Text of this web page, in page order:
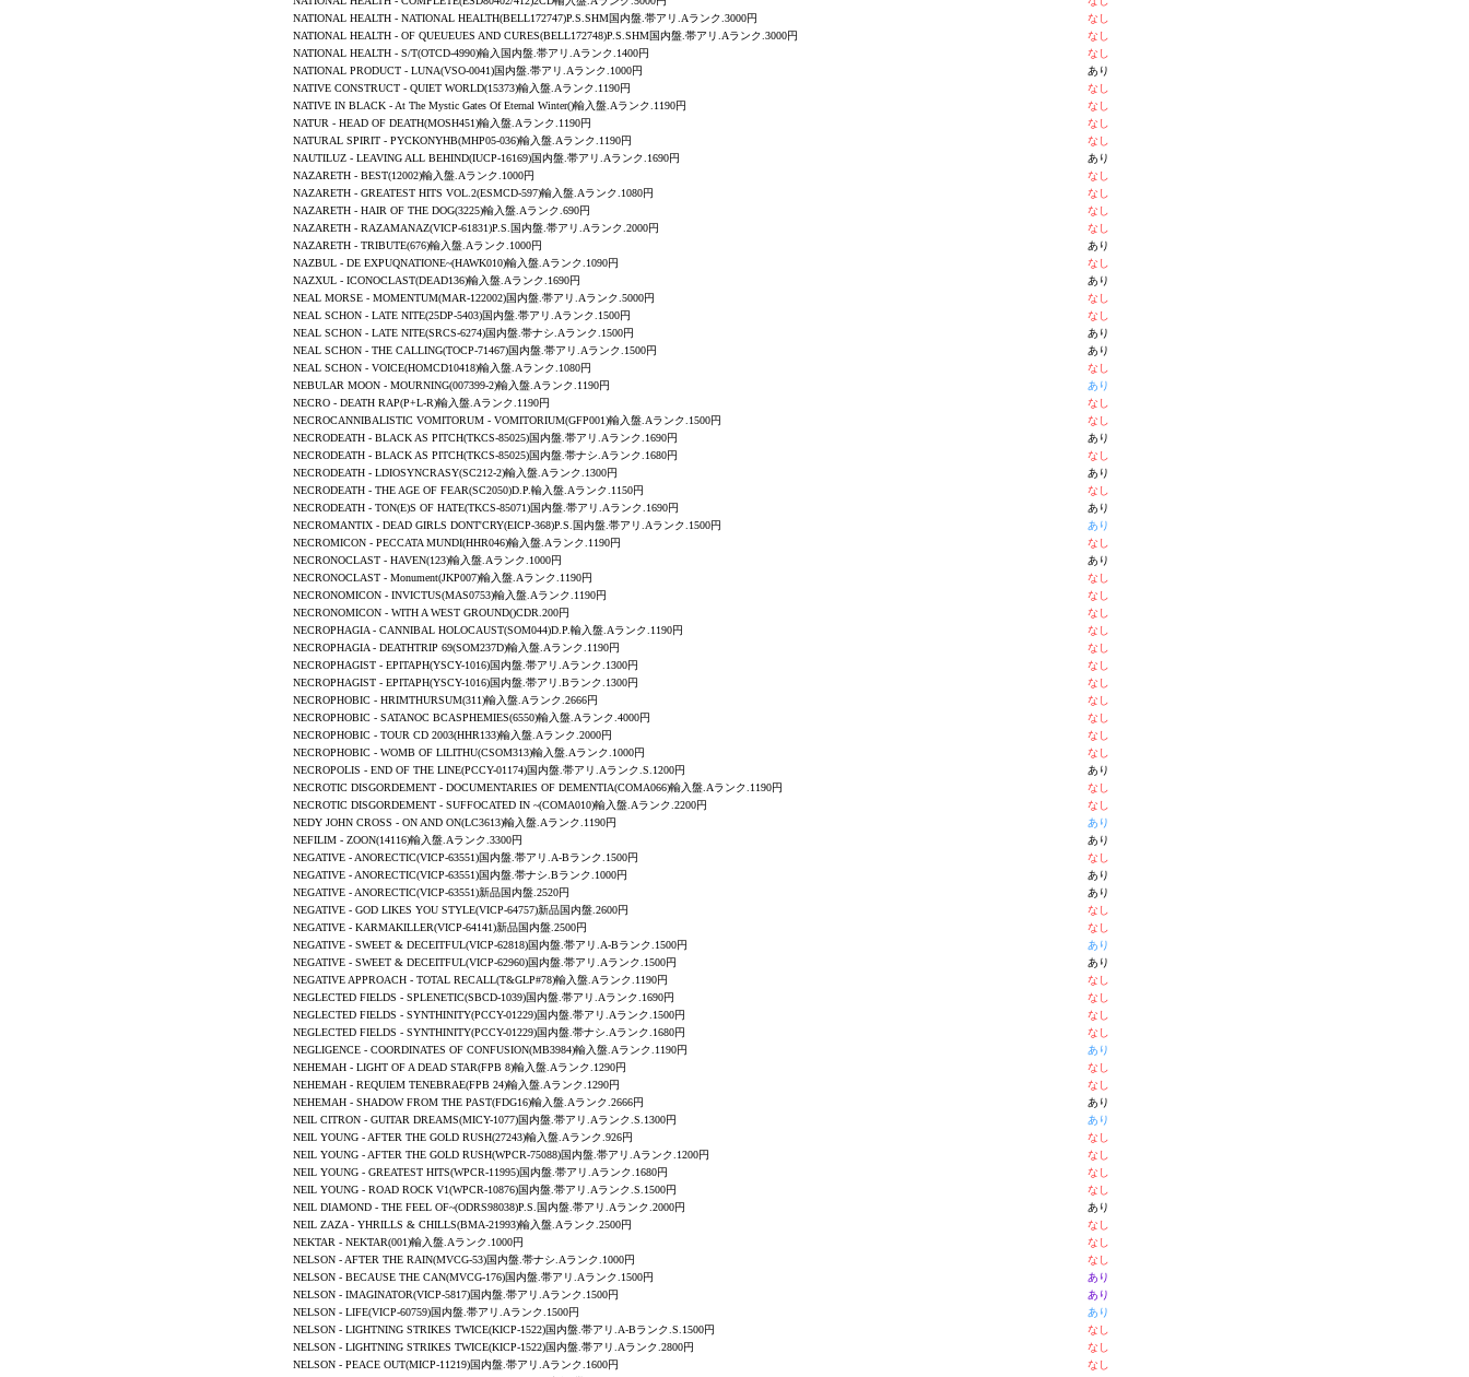
NATIONAL HEALTH - NATIONAL HEALTH(BELL172747)P.S.SHM国内盤.帯アリ.Aランク.3000円
なし
NATIONAL HEALTH - OF QUEUEUES AND CURES(BELL172748)P.S.SHM国内盤.帯アリ.Aランク.3000円
なし
NATIONAL HEALTH - S/T(OTCD-4990)輸入国内盤.帯アリ.Aランク.1400円
なし
NATIONAL PRODUCT - LUNA(VSO-0041)国内盤.帯アリ.Aランク.1000円
あり
NATIVE CONSTRUCT - QUIET WORLD(15373)輸入盤.Aランク.1190円
なし
NATIVE IN BLACK - At The Mystic Gates Of Eternal Winter()輸入盤.Aランク.1190円
なし
NATUR - HEAD OF DEATH(MOSH451)輸入盤.Aランク.1190円
なし
NATURAL SPIRIT - PYCKONYHB(MHP05-036)輸入盤.Aランク.1190円
なし
NAUTILUZ - LEAVING ALL BEHIND(IUCP-16169)国内盤.帯アリ.Aランク.1690円
あり
NAZARETH - BEST(12002)輸入盤.Aランク.1000円
なし
NAZARETH - GREATEST HITS VOL.2(ESMCD-597)輸入盤.Aランク.1080円
なし
NAZARETH - HAIR OF THE DOG(3225)輸入盤.Aランク.690円
なし
NAZARETH - RAZAMANAZ(VICP-61831)P.S.国内盤.帯アリ.Aランク.2000円
なし
NAZARETH - TRIBUTE(676)輸入盤.Aランク.1000円
あり
NAZBUL - DE EXPUQNATIONE~(HAWK010)輸入盤.Aランク.1090円
なし
NAZXUL - ICONOCLAST(DEAD136)輸入盤.Aランク.1690円
あり
NEAL MORSE - MOMENTUM(MAR-122002)国内盤.帯アリ.Aランク.5000円
なし
NEAL SCHON - LATE NITE(25DP-5403)国内盤.帯アリ.Aランク.1500円
なし
NEAL SCHON - LATE NITE(SRCS-6274)国内盤.帯ナシ.Aランク.1500円
あり
NEAL SCHON - THE CALLING(TOCP-71467)国内盤.帯アリ.Aランク.1500円
あり
NEAL SCHON - VOICE(HOMCD10418)輸入盤.Aランク.1080円
なし
NEBULAR MOON - MOURNING(007399-2)輸入盤.Aランク.1190円
あり
NECRO - DEATH RAP(P+L-R)輸入盤.Aランク.1190円
なし
NECROCANNIBALISTIC VOMITORUM - VOMITORIUM(GFP001)輸入盤.Aランク.1500円
なし
NECRODEATH - BLACK AS PITCH(TKCS-85025)国内盤.帯アリ.Aランク.1690円
あり
NECRODEATH - BLACK AS PITCH(TKCS-85025)国内盤.帯ナシ.Aランク.1680円
なし
NECRODEATH - LDIOSYNCRASY(SC212-2)輸入盤.Aランク.1300円
あり
NECRODEATH - THE AGE OF FEAR(SC2050)D.P.輸入盤.Aランク.1150円
なし
NECRODEATH - TON(E)S OF HATE(TKCS-85071)国内盤.帯アリ.Aランク.1690円
あり
NECROMANTIX - DEAD GIRLS DONT'CRY(EICP-368)P.S.国内盤.帯アリ.Aランク.1500円
あり
NECROMICON - PECCATA MUNDI(HHR046)輸入盤.Aランク.1190円
なし
NECRONOCLAST - HAVEN(123)輸入盤.Aランク.1000円
あり
NECRONOCLAST - Monument(JKP007)輸入盤.Aランク.1190円
なし
NECRONOMICON - INVICTUS(MAS0753)輸入盤.Aランク.1190円
なし
NECRONOMICON - WITH A WEST GROUND()CDR.200円
なし
NECROPHAGIA - CANNIBAL HOLOCAUST(SOM044)D.P. 輸入盤.Aランク.1190円
なし
NECROPHAGIA - DEATHTRIP 69(SOM237D)輸入盤.Aランク.1190円
なし
NECROPHAGIST - EPITAPH(YSCY-1016)国内盤.帯アリ.Aランク.1300円
なし
NECROPHAGIST - EPITAPH(YSCY-1016)国内盤.帯アリ.Bランク.1300円
なし
NECROPHOBIC - HRIMTHURSUM(311)輸入盤.Aランク.2666円
なし
NECROPHOBIC - SATANOC BCASPHEMIES(6550)輸入盤.Aランク.4000円
なし
NECROPHOBIC - TOUR CD 2003(HHR133)輸入盤.Aランク.2000円
なし
NECROPHOBIC - WOMB OF LILITHU(CSOM313)輸入盤.Aランク.1000円
なし
NECROPOLIS - END OF THE LINE(PCCY-01174)国内盤.帯アリ.Aランク.S.1200円
あり
NECROTIC DISGORDEMENT - DOCUMENTARIES OF DEMENTIA(COMA066)輸入盤.Aランク.1190円
なし
NECROTIC DISGORDEMENT - SUFFOCATED IN ~(COMA010)輸入盤.Aランク.2200円
なし
NEDY JOHN CROSS - ON AND ON(LC3613)輸入盤.Aランク.1190円
あり
NEFILIM - ZOON(14116)輸入盤.Aランク.3300円
あり
NEGATIVE - ANORECTIC(VICP-63551)国内盤.帯アリ.A-Bランク.1500円
なし
NEGATIVE - ANORECTIC(VICP-63551)国内盤.帯ナシ.Bランク.1000円
あり
NEGATIVE - ANORECTIC(VICP-63551)新品国内盤.2520円
あり
NEGATIVE - GOD LIKES YOU STYLE(VICP-64757)新品国内盤.2600円
なし
NEGATIVE - KARMAKILLER(VICP-64141)新品国内盤.2500円
なし
NEGATIVE - SWEET & DECEITFUL(VICP-62818)国内盤.帯アリ.A-Bランク.1500円
あり
NEGATIVE - SWEET & DECEITFUL(VICP-62960)国内盤.帯アリ.Aランク.1500円
あり
NEGATIVE APPROACH - TOTAL RECALL(T&GLP#78)輸入盤.Aランク.1190円
なし
NEGLECTED FIELDS - SPLENETIC(SBCD-1039)国内盤.帯アリ.Aランク.1690円
なし
NEGLECTED FIELDS - SYNTHINITY(PCCY-01229)国内盤.帯アリ.Aランク.1500円
なし
NEGLECTED FIELDS - SYNTHINITY(PCCY-01229)国内盤.帯ナシ.Aランク.1680円
なし
NEGLIGENCE - COORDINATES OF CONFUSION(MB3984)輸入盤.Aランク.1190円
あり
NEHEMAH - LIGHT OF A DEAD STAR(FPB 8)輸入盤.Aランク.1290円
なし
NEHEMAH - REQUIEM TENEBRAE(FPB 24)輸入盤.Aランク.1290円
なし
NEHEMAH - SHADOW FROM THE PAST(FDG16)輸入盤.Aランク.2666円
あり
NEIL CITRON - GUITAR DREAMS(MICY-1077)国内盤.帯アリ.Aランク.S.1300円
あり
NEIL YOUNG - AFTER THE GOLD RUSH(27243)輸入盤.Aランク.926円
なし
NEIL YOUNG - AFTER THE GOLD RUSH(WPCR-75088)国内盤.帯アリ.Aランク.1200円
なし
NEIL YOUNG - GREATEST HITS(WPCR-11995)国内盤.帯アリ.Aランク.1680円
なし
NEIL YOUNG - ROAD ROCK V1(WPCR-10876)国内盤.帯アリ.Aランク.S.1500円
なし
NEIL DIAMOND - THE FEEL OF~(ODRS98038)P.S.国内盤.帯アリ.Aランク.2000円
あり
NEIL ZAZA - YHRILLS & CHILLS(BMA-21993)輸入盤.Aランク.2500円
なし
NEKTAR - NEKTAR(001)輸入盤.Aランク.1000円
なし
NELSON - AFTER THE RAIN(MVCG-53)国内盤.帯ナシ.Aランク.1000円
なし
NELSON - BECAUSE THE CAN(MVCG-176)国内盤.帯アリ.Aランク.1500円
あり
NELSON - IMAGINATOR(VICP-5817)国内盤.帯アリ.Aランク.1500円
あり
NELSON - LIFE(VICP-60759)国内盤.帯アリ.Aランク.1500円
あり
NELSON - LIGHTNING STRIKES TWICE(KICP-1522)国内盤.帯アリ.A-Bランク.S.1500円
なし
NELSON - LIGHTNING STRIKES TWICE(KICP-1522)国内盤.帯アリ.Aランク.2800円
なし
NELSON - PEACE OUT(MICP-11219)国内盤.帯アリ.Aランク.1600円
なし